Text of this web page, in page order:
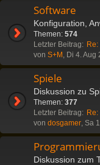
Software
Konfiguration,
Themen: 574
Letzter Beitrag:
von S+M , Di 4. Aug
Spiele
Diskussion zu
Themen: 377
Letzter Beitrag:
von dosgamer, Sa
Diskussion zum